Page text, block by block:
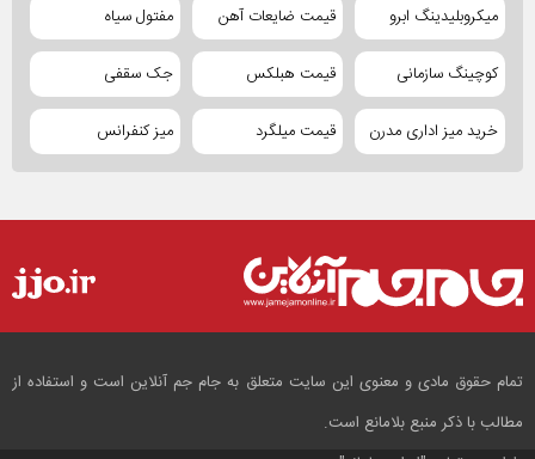
میکروبلیدینگ ابرو قیمت ضایعات آهن مفتول سیاه
کوچینگ سازمانی قیمت هبلکس جک سقفی
خرید میز اداری مدرن قیمت میلگرد میز کنفرانس
تمام حقوق مادی و معنوی این سایت متعلق به جام جم آنلاین است و استفاده از
مطالب با ذکر منبع بلامانع است.